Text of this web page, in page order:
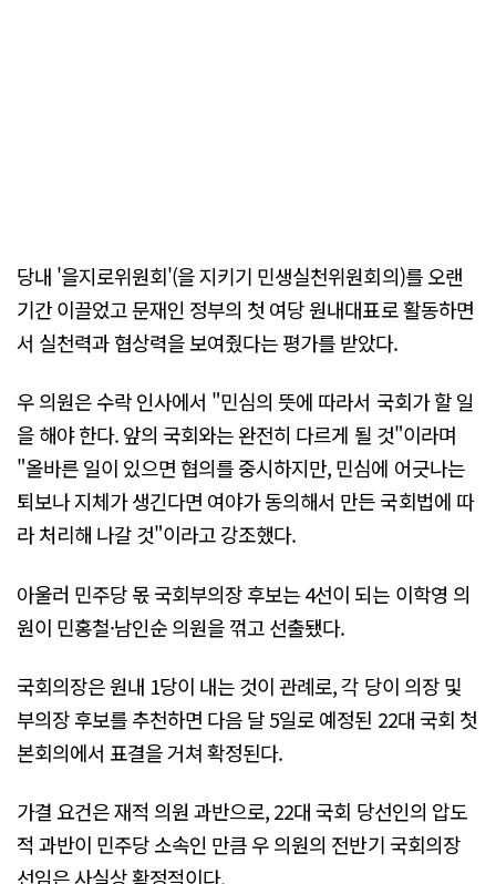
당내 '을지로위원회'(을 지키기 민생실천위원회의)를 오랜
기간 이끌었고 문재인 정부의 첫 여당 원내대표로 활동하면
서 실천력과 협상력을 보여줬다는 평가를 받았다.
우 의원은 수락 인사에서 "민심의 뜻에 따라서 국회가 할 일
을 해야 한다. 앞의 국회와는 완전히 다르게 될 것"이라며
"올바른 일이 있으면 협의를 중시하지만, 민심에 어긋나는
퇴보나 지체가 생긴다면 여야가 동의해서 만든 국회법에 따
라 처리해 나갈 것"이라고 강조했다.
아울러 민주당 몫 국회부의장 후보는 4선이 되는 이학영 의
원이 민홍철·남인순 의원을 꺾고 선출됐다.
국회의장은 원내 1당이 내는 것이 관례로, 각 당이 의장 및
부의장 후보를 추천하면 다음 달 5일로 예정된 22대 국회 첫
본회의에서 표결을 거쳐 확정된다.
가결 요건은 재적 의원 과반으로, 22대 국회 당선인의 압도
적 과반이 민주당 소속인 만큼 우 의원의 전반기 국회의장
선임은 사실상 확정적이다.